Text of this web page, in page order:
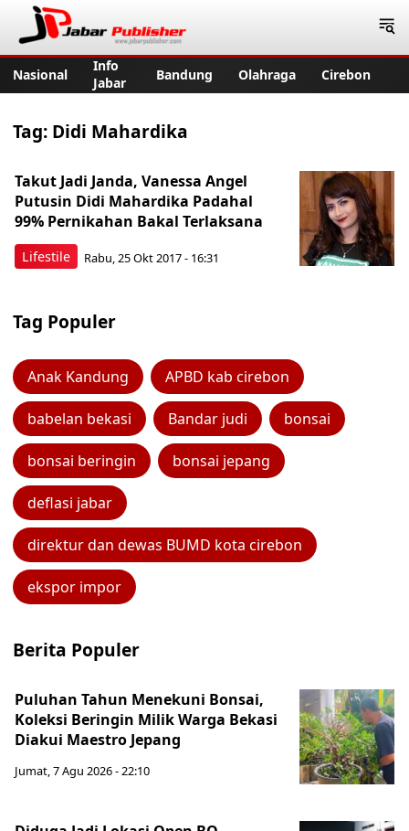
Nasional
Info
Jabar
Bandung Olahraga Cirebon
Tag: Didi Mahardika
Lifestile
Takut Jadi Janda, Vanessa Angel
Putusin Didi Mahardika Padahal
99% Pernikahan Bakal Terlaksana
Rabu, 25 Okt 2017 - 16:31
Tag Populer
Anak Kandung APBD kab cirebon
babelan bekasi Bandar judi bonsai
bonsai beringin bonsai jepang
deflasi jabar
direktur dan dewas BUMD kota cirebon
ekspor impor
Berita Populer
Puluhan Tahun Menekuni Bonsai,
Koleksi Beringin Milik Warga Bekasi
Diakui Maestro Jepang
Jumat, 7 Agu 2026 - 22:10